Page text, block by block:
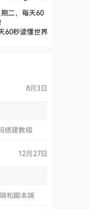
二，每天60
60秒读懂世界
8月3日
搭建教程
12月27日
和脚本端